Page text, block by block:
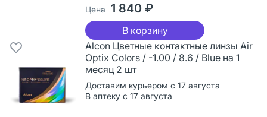
Цена 1 840 ₽
В корзину
Alcon Цветные контактные линзы Air
Optix Colors / -1.00 / 8.6 / Blue на 1
месяц 2 шт
Доставим курьером с 17 августа
В аптеку с 17 августа